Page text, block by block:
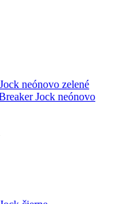
Jock neónovo